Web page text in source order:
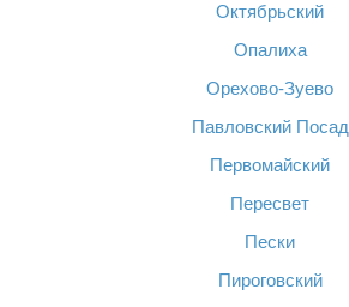
Октябрьский
Опалиха
Орехово-Зуево
Павловский Посад
Первомайский
Пересвет
Пески
Пироговский